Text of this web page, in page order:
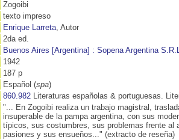
Zogoibi
texto impreso
Enrique Larreta , Autor
2da ed.
Buenos Aires [Argentina] : Sopena Argentina
1942
187 p
Español (spa)
860.982 Literaturas españolas & portuguesas.
"... En Zogoibi realiza un trabajo magistral,
insuperable de la pampa argentina, con sus
típicos, sus costumbres, sus problemas frente al
pasiones y sus ensueños..." (extracto de reseña)